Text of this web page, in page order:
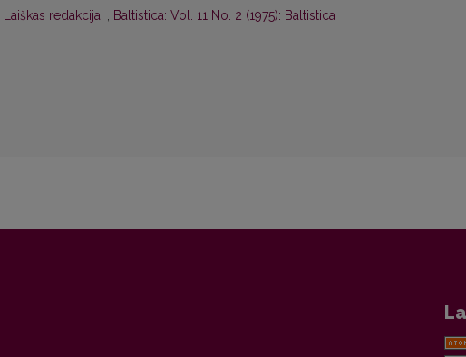
Laiškas redakcijai , Baltistica: Vol. 11 No. 2 (1975): Baltistica